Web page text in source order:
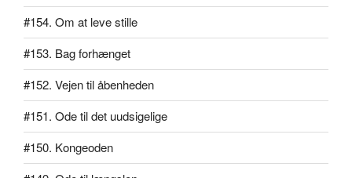
#154. Om at leve stille
#153. Bag forhænget
#152. Vejen til åbenheden
#151. Ode til det uudsigelige
#150. Kongeoden